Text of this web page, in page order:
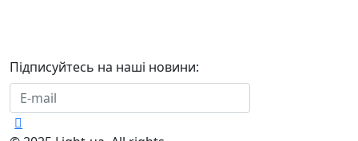
Підписуйтесь на наші новини: